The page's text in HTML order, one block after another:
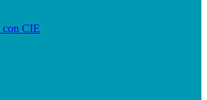
con CIE